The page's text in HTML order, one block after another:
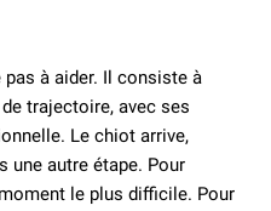
pas à aider. Il consiste à
trajectoire, avec ses
Le chiot arrive,
une autre étape. Pour
le plus difficile. Pour